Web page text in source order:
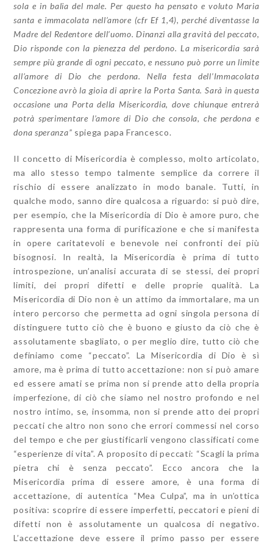
sola e in balia del male. Per questo ha pensato e voluto Maria
santa e immacolata nell’amore (cfr Ef 1,4), perché diventasse la
Madre del Redentore dell’uomo. Dinanzi alla gravità del peccato,
Dio risponde con la pienezza del perdono. La misericordia sarà
sempre più grande di ogni peccato, e nessuno può porre un limite
all’amore di Dio che perdona. Nella festa dell’Immacolata
Concezione avrò la gioia di aprire la Porta Santa. Sarà in questa
occasione una Porta della Misericordia, dove chiunque entrerà
potrà sperimentare l’amore di Dio che consola, che perdona e
dona speranza” spiega papa Francesco.
Il concetto di Misericordia è complesso, molto articolato,
ma allo stesso tempo talmente semplice da correre il
rischio di essere analizzato in modo banale. Tutti, in
qualche modo, sanno dire qualcosa a riguardo: si può dire,
per esempio, che la Misericordia di Dio è amore puro, che
rappresenta una forma di purificazione e che si manifesta
in opere caritatevoli e benevole nei confronti dei più
bisognosi. In realtà, la Misericordia è prima di tutto
introspezione, un’analisi accurata di se stessi, dei propri
limiti, dei propri difetti e delle proprie qualità. La
Misericordia di Dio non è un attimo da immortalare, ma un
intero percorso che permetta ad ogni singola persona di
distinguere tutto ciò che è buono e giusto da ciò che è
assolutamente sbagliato, o per meglio dire, tutto ciò che
definiamo come “peccato”. La Misericordia di Dio è sì
amore, ma è prima di tutto accettazione: non si può amare
ed essere amati se prima non si prende atto della propria
imperfezione, di ciò che siamo nel nostro profondo e nel
nostro intimo, se, insomma, non si prende atto dei propri
peccati che altro non sono che errori commessi nel corso
del tempo e che per giustificarli vengono classificati come
“esperienze di vita”. A proposito di peccati: “Scagli la prima
pietra chi è senza peccato”. Ecco ancora che la
Misericordia prima di essere amore, è una forma di
accettazione, di autentica “Mea Culpa”, ma in un’ottica
positiva: scoprire di essere imperfetti, peccatori e pieni di
difetti non è assolutamente un qualcosa di negativo.
L’accettazione deve essere il primo passo per essere